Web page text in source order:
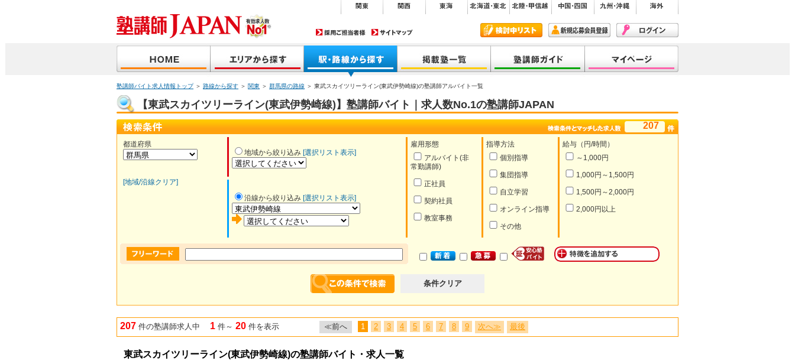
塾講師バイト求人情報トップ＞ 路線から探す ＞ 関東 ＞ 群馬県の路線 ＞ 東武スカイツリーライン(東武伊勢崎線)の塾講師アルバイト一覧
【東武スカイツリーライン(東武伊勢崎線)】塾講師バイト｜求人数No.1の塾講師JAPAN
207
都道府県
[地域/沿線クリア]
地域から絞り込み [選択リスト表示]
雇用形態
アルバイト(非
常勤講師)
正社員
契約社員
教室事務
指導方法
個別指導
集団指導
自立学習
オンライン指導
その他
給与（円/時間）
～1,000円
1,000円～1,500円
1,500円～2,000円
2,000円以上
沿線から絞り込み [選択リスト表示]
条件クリア
207 件の塾講師求人中 1 件～ 20 件を表示 ≪前へ 1 2 3 4 5 6 7 8 9 次へ≫ 最後
東武スカイツリーライン(東武伊勢崎線)の塾講師バイト・求人一覧